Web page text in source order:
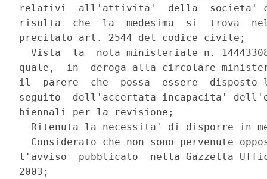
relativi  all'attivita'  della  societa'
risulta  che  la  medesima  si  trova
precitato art. 2544 del codice civile;
Vista  la  nota ministeriale n.
quale,  in  deroga alla circolare
il  parere  che  possa  essere
seguito  dell'accertata incapacita'
biennali per la revisione;
Ritenuta la necessita' di disporre in
Considerato che non sono pervenute
l'avviso  pubblicato  nella Gazzetta
2003;